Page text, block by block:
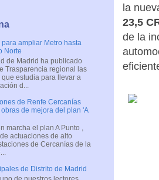
la
23,5
de la
ampliar Metro hasta
Norte
de Madrid ha publicado
Trasparencia regional las
estudia para llevar a
d...
de Renfe Cercanías
de mejora del plan 'A
marcha el plan A Punto ,
actuaciones de alto
de Cercanías de la
de Distrito de Madrid